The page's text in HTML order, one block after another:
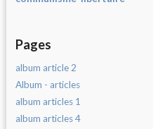
Pages
album article 2
Album - articles
album articles 1
album articles 4